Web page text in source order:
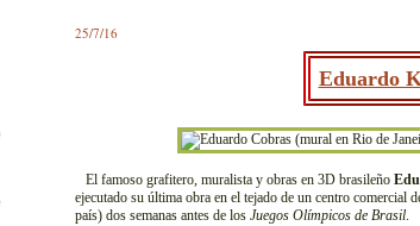
25/7/16
Eduardo
El famoso grafitero, muralista y obras en 3D brasileño
ejecutado su última obra en el tejado de un centro comercial
país) dos semanas antes de los Juegos Olímpicos de Brasil.